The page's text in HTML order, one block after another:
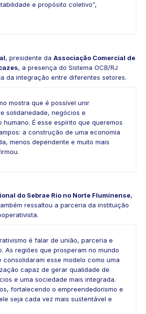
e propósito coletivo”,
, presidente da Associação Comercial de
, a presença do Sistema OCB/RJ
da integração entre diferentes setores.
mostra que é possível unir
solidariedade, negócios e
humano. É esse espírito que queremos
a construção de uma economia
menos dependente e muito mais
do Sebrae Rio no Norte Fluminense,
ressaltou a parceria da instituição
é falar de união, parceria e
As regiões que prosperam no mundo
consolidaram esse modelo como uma
capaz de gerar qualidade de
e uma sociedade mais integrada.
fortalecendo o empreendedorismo e
seja cada vez mais sustentável e